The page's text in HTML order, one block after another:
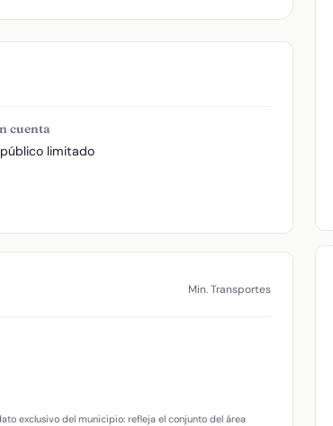
cuenta
limitado
Min. Transportes
exclusivo del municipio: refleja el conjunto del área